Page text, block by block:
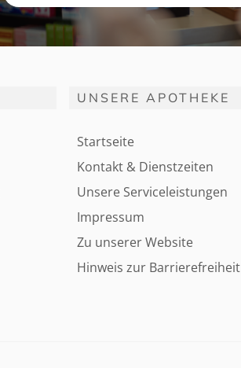
UNSERE APOTHEKE
Startseite
Kontakt & Dienstzeiten
Unsere Serviceleistungen
Impressum
Zu unserer Website
Hinweis zur Barrierefreiheit